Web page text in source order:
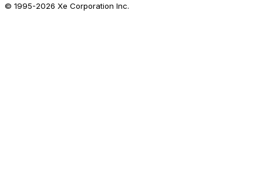
© 1995-2026 Xe Corporation Inc.